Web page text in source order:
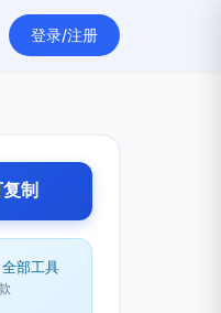
登录/注册
制
部工具